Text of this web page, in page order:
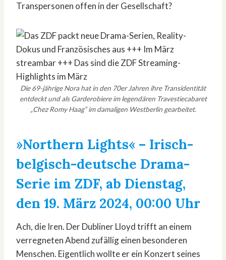
Transpersonen offen in der Gesellschaft?
Die 69-jährige Nora hat in den 70er Jahren ihre Transidentität
entdeckt und als Garderobiere im legendären Travestiecabaret
„Chez Romy Haag“ im damaligen Westberlin gearbeitet.
»Northern Lights« – Irisch-
belgisch-deutsche Drama-
Serie im ZDF, ab Dienstag,
den 19. März 2024, 00:00 Uhr
Ach, die Iren. Der Dubliner Lloyd trifft an einem
verregneten Abend zufällig einen besonderen
Menschen. Eigentlich wollte er ein Konzert seines